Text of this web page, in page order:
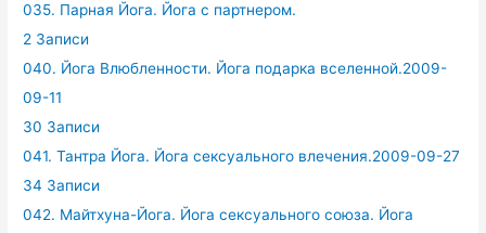
035. Парная Йога. Йога с партнером.
2 Записи
040. Йога Влюбленности. Йога подарка вселенной.2009-
09-11
30 Записи
041. Тантра Йога. Йога сексуального влечения.2009-09-27
34 Записи
042. Майтхуна-Йога. Йога сексуального союза. Йога